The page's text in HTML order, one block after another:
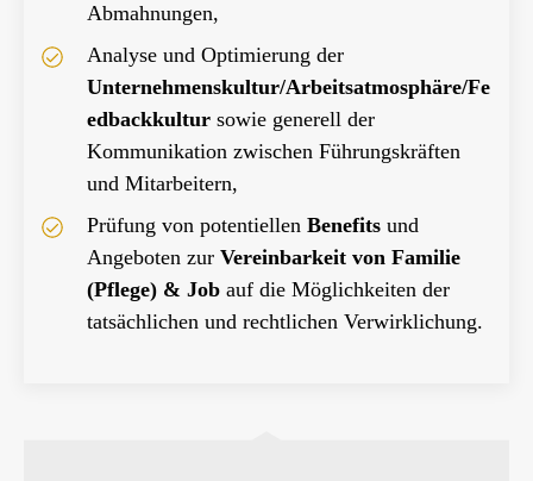
Abmahnungen,
Analyse und Optimierung der
Unternehmenskultur/Arbeitsatmosphäre/Fe
edbackkultur sowie generell der
Kommunikation zwischen Führungskräften
und Mitarbeitern,
Prüfung von potentiellen Benefits und
Angeboten zur Vereinbarkeit von Familie
(Pflege) & Job auf die Möglichkeiten der
tatsächlichen und rechtlichen Verwirklichung.